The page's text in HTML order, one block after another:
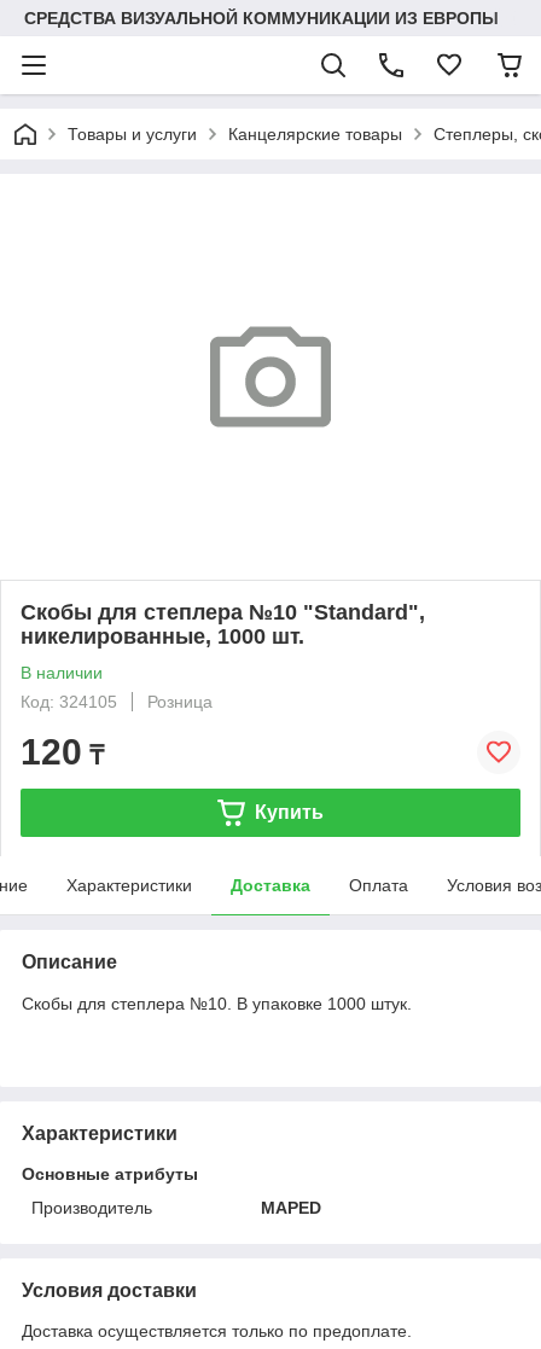
СРЕДСТВА ВИЗУАЛЬНОЙ КОММУНИКАЦИИ ИЗ ЕВРОПЫ
Товары и услуги Канцелярские товары Степлеры,
Скобы для степлера №10 "Standard",
никелированные, 1000 шт.
В наличии
Код: 324105
Розница
120 ₸
Купить
Характеристики Доставка Оплата Условия
Описание
Скобы для степлера №10. В упаковке 1000 штук.
Характеристики
Основные атрибуты
Производитель
MAPED
Условия доставки
Доставка осуществляется только по предоплате.